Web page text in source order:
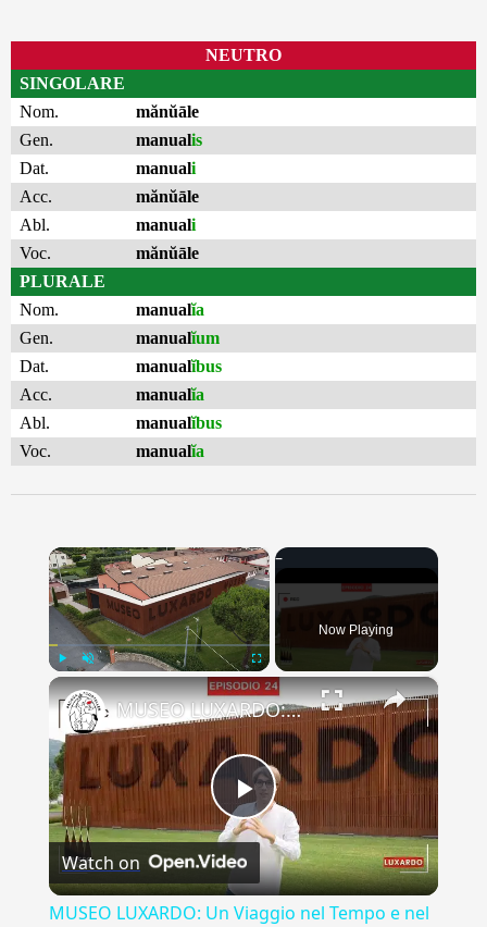
NEUTRO
SINGOLARE
Nom.
mănŭāle
Gen.
manualis
Dat.
manuali
Acc.
mănŭāle
Abl.
manuali
Voc.
mănŭāle
PLURALE
Nom.
manualĭa
Gen.
manualĭum
Dat.
manualĭbus
Acc.
manualĭa
Abl.
manualĭbus
Voc.
manualĭa
×
Fullscreen
Now Playing
×
Play
Video
MUSEO LUXARDO: Un Viaggio nel Tempo e nel Gusto
Watch on
MUSEO LUXARDO: Un Viaggio nel Tempo e nel